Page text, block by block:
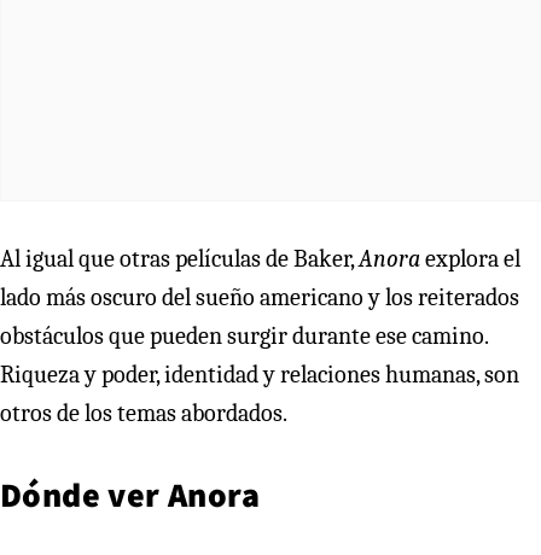
Al igual que otras películas de Baker, Anoraexplora el
lado más oscuro del sueño americano y los reiterados
obstáculos que pueden surgir durante ese camino.
Riqueza y poder, identidad y relaciones humanas, son
otros de los temas abordados.
Dónde ver Anora